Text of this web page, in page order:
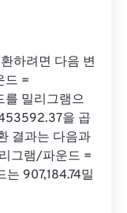
하려면 다음 변
드 =
밀리그램으
을 곱
결과는 다음과
그램/파운드 =
907,184.74밀